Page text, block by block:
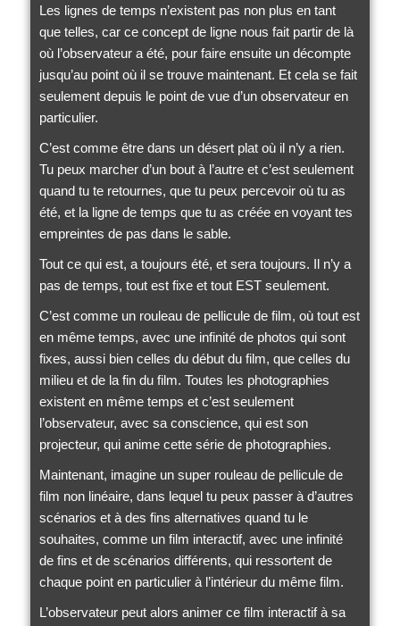
Les lignes de temps n’existent pas non plus en tant
que telles, car ce concept de ligne nous fait partir de là
où l’observateur a été, pour faire ensuite un décompte
jusqu’au point où il se trouve maintenant. Et cela se fait
seulement depuis le point de vue d’un observateur en
particulier.
C’est comme être dans un désert plat où il n’y a rien.
Tu peux marcher d’un bout à l’autre et c’est seulement
quand tu te retournes, que tu peux percevoir où tu as
été, et la ligne de temps que tu as créée en voyant tes
empreintes de pas dans le sable.
Tout ce qui est, a toujours été, et sera toujours. Il n’y a
pas de temps, tout est fixe et tout EST seulement.
C’est comme un rouleau de pellicule de film, où tout est
en même temps, avec une infinité de photos qui sont
fixes, aussi bien celles du début du film, que celles du
milieu et de la fin du film. Toutes les photographies
existent en même temps et c’est seulement
l’observateur, avec sa conscience, qui est son
projecteur, qui anime cette série de photographies.
Maintenant, imagine un super rouleau de pellicule de
film non linéaire, dans lequel tu peux passer à d’autres
scénarios et à des fins alternatives quand tu le
souhaites, comme un film interactif, avec une infinité
de fins et de scénarios différents, qui ressortent de
chaque point en particulier à l’intérieur du même film.
L’observateur peut alors animer ce film interactif à sa